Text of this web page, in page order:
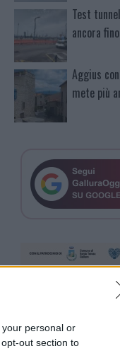
personal or
out section to
Test
ancora
Aggius
mete più